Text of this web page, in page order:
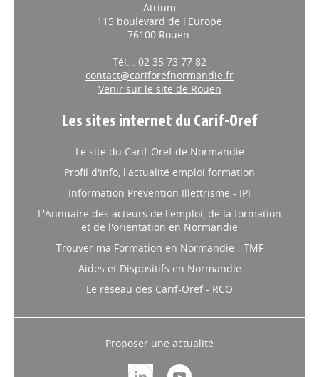
Atrium
115 boulevard de l'Europe
76100 Rouen
Tél. : 02 35 73 77 82
contact@cariforefnormandie.fr
Venir sur le site de Rouen
Les sites internet du Carif-Oref
Le site du Carif-Oref de Normandie
Profil d'info, l'actualité emploi formation
Information Prévention Illettrisme - IPI
L'Annuaire des acteurs de l'emploi, de la formation
et de l'orientation en Normandie
Trouver ma Formation en Normandie - TMF
Aides et Dispositifs en Normandie
Le réseau des Carif-Oref - RCO
Proposer une actualité